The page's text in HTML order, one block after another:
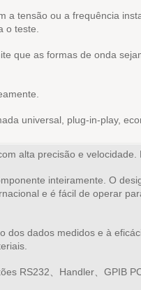
a tensão ou a frequência
o teste.
que as formas de onda
universal, plug-in-play,
alta precisão e
inteiramente. O
e é fácil de operar
dos dados medidos e à
RS232、Handler、GPIB